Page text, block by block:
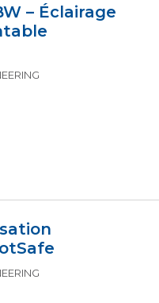
– Éclairage